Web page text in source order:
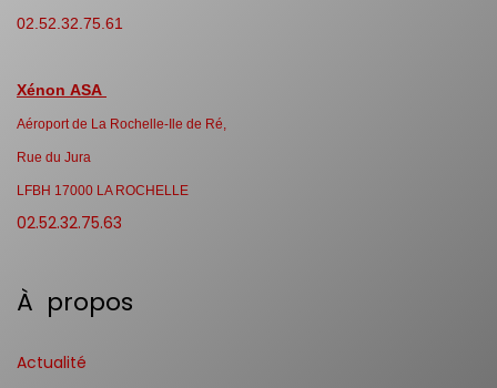
02.52.32.75.61
Xénon ASA
Aéroport de La Rochelle-Ile de Ré,
Rue du Jura
LFBH 17000 LA ROCHELLE
02.52.32.75.63
À propos
Actualité